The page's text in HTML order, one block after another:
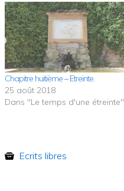
Chapitre huitième – Etreinte.
25 août 2018
Dans "Le temps d'une étreinte"
Ecrits libres